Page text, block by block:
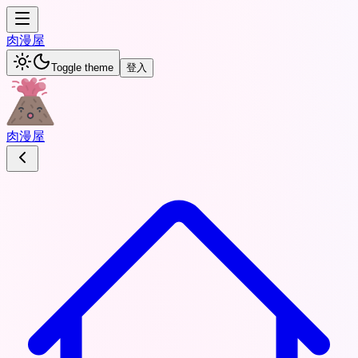
肉漫屋
Toggle theme 登入
肉漫屋